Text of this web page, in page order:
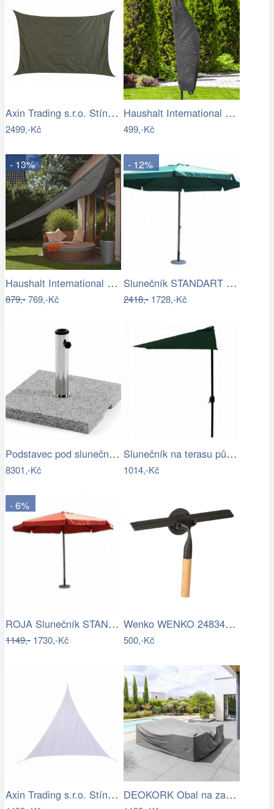
Axin Trading s.r.o. Stínící plachta…
2499,-Kč
Haushalt International Ochranný obal na…
499,-Kč
- 13%
Haushalt International Stínící…
879,-769,-Kč
- 12%
Slunečník STANDART 4m ROJAPLAST
2418,-1728,-Kč
Podstavec pod slunečník ODDIN - GD
8301,-Kč
Slunečník na terasu půlkruhový - zelený…
1014,-Kč
- 6%
ROJA Slunečník STANDART 4m - terracota
1149,-1730,-Kč
Wenko WENKO 24834100 - Stěrka BAMBUSa…
500,-Kč
Axin Trading s.r.o. Stínící plachta… DEOKORK Obal na zahradní nábytek…